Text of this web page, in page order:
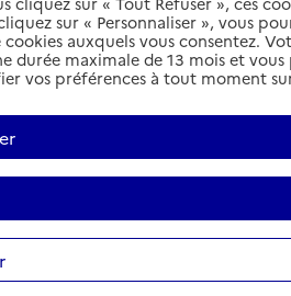
à domicile
Aligre Bourbon-
sur « Personnaliser », vous
auxquels vous consentez.
durée maximale de 13 mois et
vos préférences à tout moment